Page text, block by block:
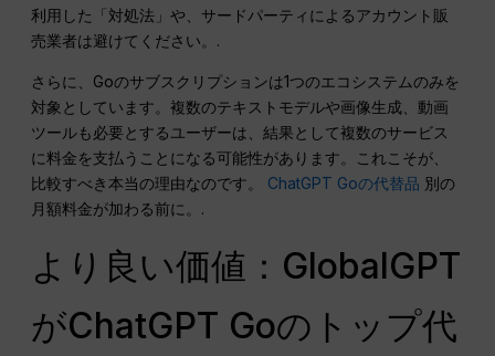
利用した「対処法」や、サードパーティによるアカウント販
売業者は避けてください。.
さらに、Goのサブスクリプションは1つのエコシステムのみを
対象としています。複数のテキストモデルや画像生成、動画
ツールも必要とするユーザーは、結果として複数のサービス
に料金を支払うことになる可能性があります。これこそが、
比較すべき本当の理由なのです。 ChatGPT Goの代替品 別の
月額料金が加わる前に。.
より良い価値：GlobalGPT
がChatGPT Goのトップ代